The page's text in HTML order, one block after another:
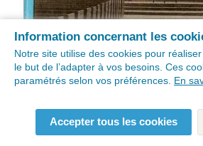
Information concernant les
Notre site utilise des cookies pour
le but de l’adapter à vos besoins. Ces
paramétrés selon vos préférences. En
Accepter tous les cookies